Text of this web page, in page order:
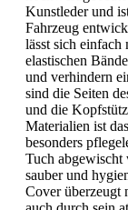
Kunstleder und
Fahrzeug
lässt sich einfach
elastischen
und verhindern
sind die Seiten
und die
Materialien ist
besonders
Tuch abgewischt
sauber und
Cover überzeugt